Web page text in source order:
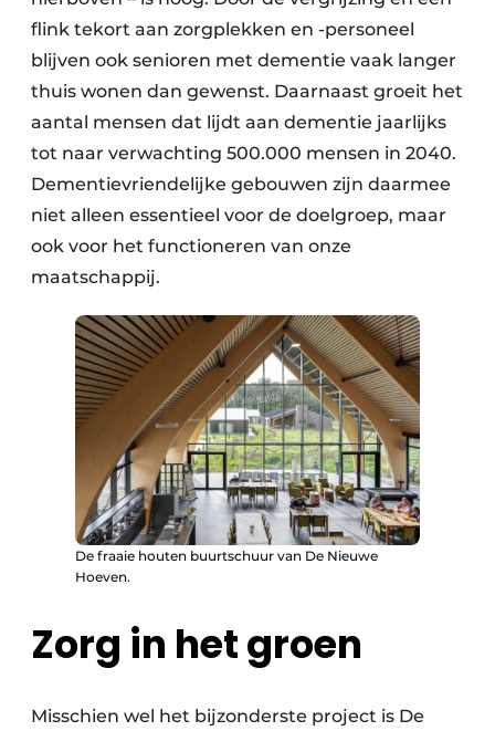
flink tekort aan zorgplekken en -personeel
blijven ook senioren met dementie vaak langer
thuis wonen dan gewenst. Daarnaast groeit het
aantal mensen dat lijdt aan dementie jaarlijks
tot naar verwachting 500.000 mensen in 2040.
Dementievriendelijke gebouwen zijn daarmee
niet alleen essentieel voor de doelgroep, maar
ook voor het functioneren van onze
maatschappij.
De fraaie houten buurtschuur van De Nieuwe
Hoeven.
Zorg in het groen
Misschien wel het bijzonderste project is De